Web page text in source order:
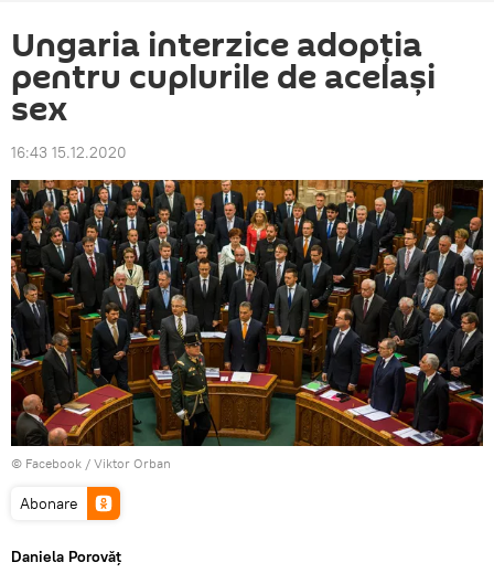
Ungaria interzice adopția
pentru cuplurile de același
sex
16:43 15.12.2020
© Facebook / Viktor Orban
Abonare
Daniela Porovăț